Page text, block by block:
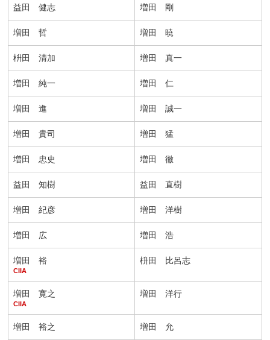
益田 健志 増田 剛
増田 哲 増田 暁
枡田 清加 増田 真一
増田 純一 増田 仁
増田 進 増田 誠一
増田 貴司 増田 猛
増田 忠史 増田 徹
益田 知樹 益田 直樹
増田 紀彦 増田 洋樹
増田 広 増田 浩
増田 裕
CIIA
枡田 比呂志
増田 寛之
CIIA
増田 洋行
増田 裕之 増田 允